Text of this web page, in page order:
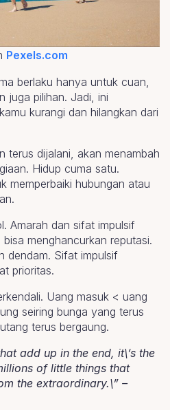
Pexels.com
berlaku hanya untuk cuan,
juga pilihan. Jadi, ini
kurangi dan hilangkan dari
terus dijalani, akan menambah
Hidup cuma satu.
memperbaiki hubungan atau
Amarah dan sifat impulsif
menghancurkan reputasi.
dendam. Sifat impulsif
prioritas.
Uang masuk < uang
seiring bunga yang terus
terus bergaung.
add up in the end, it\’s the
of little things that
the extraordinary.\” –